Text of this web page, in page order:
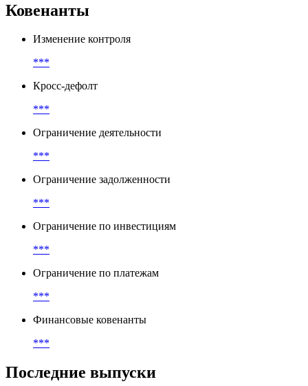
Ковенанты
Изменение контроля
***
Кросс-дефолт
***
Ограничение деятельности
***
Ограничение задолженности
***
Ограничение по инвестициям
***
Ограничение по платежам
***
Финансовые ковенанты
***
Последние выпуски